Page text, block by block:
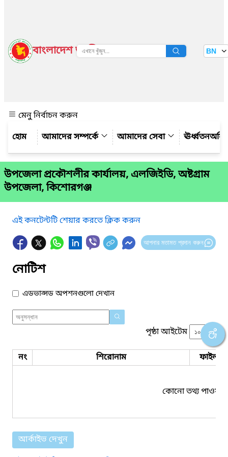
বাংলাদেশ জাতীয় তথ্য বাতায়ন BN
মেনু নির্বাচন করুন
আমাদের সম্পর্কে
আমাদের সেবা
উপজেলা প্রকৌশলীর কার্যালয়, এলজিইডি, অষ্টগ্রাম
উপজেলা, কিশোরগঞ্জ
এই কনটেন্টটি শেয়ার করতে ক্লিক করুন
আপনার মতামত প্রদান করুন
নোটিশ
এডভান্সড অপশনগুলো দেখান
পৃষ্ঠা আইটেম
নং শিরোনাম ফাইল
কোনো তথ্য পাওয়া
আর্কাইভ দেখুন